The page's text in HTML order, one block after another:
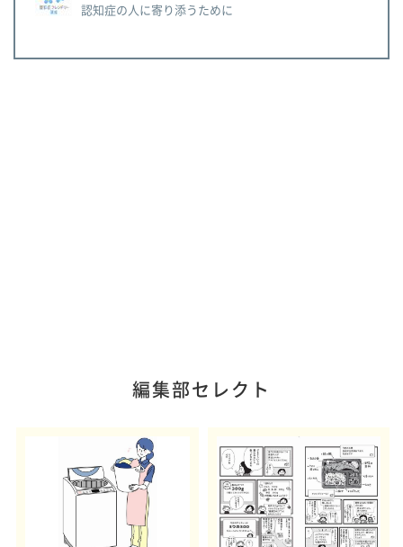
認知症の人に寄り添うために
編集部セレクト